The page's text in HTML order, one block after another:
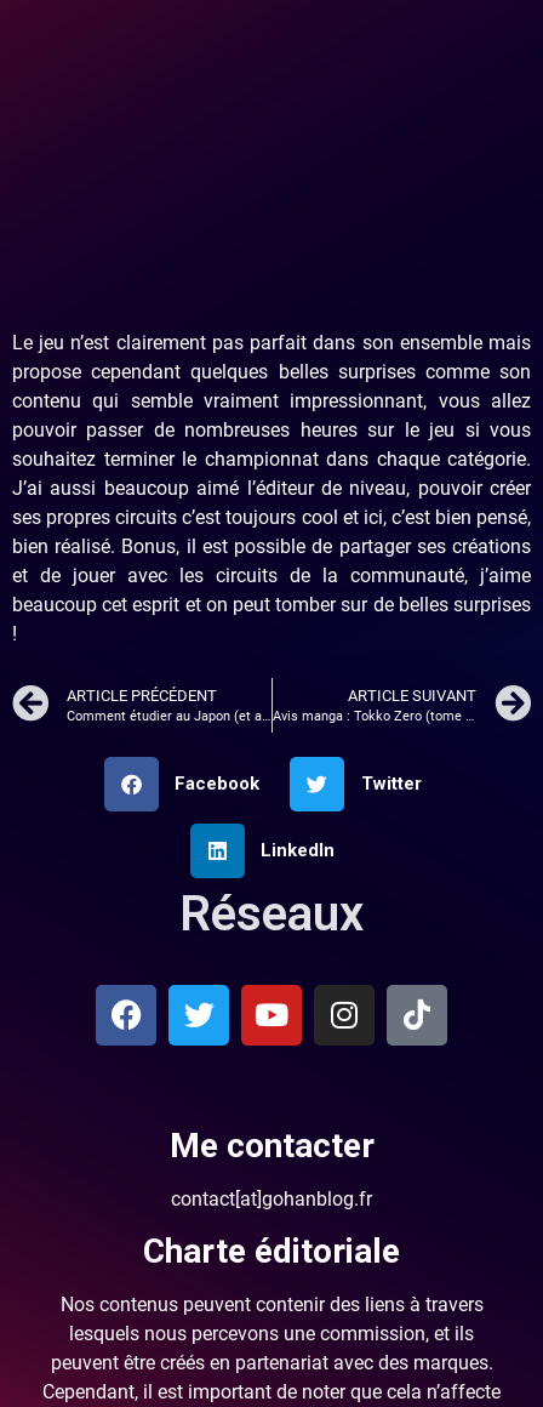
Le jeu n’est clairement pas parfait dans son ensemble mais
propose cependant quelques belles surprises comme son
contenu qui semble vraiment impressionnant, vous allez
pouvoir passer de nombreuses heures sur le jeu si vous
souhaitez terminer le championnat dans chaque catégorie.
J’ai aussi beaucoup aimé l’éditeur de niveau, pouvoir créer
ses propres circuits c’est toujours cool et ici, c’est bien pensé,
bien réalisé. Bonus, il est possible de partager ses créations
et de jouer avec les circuits de la communauté, j’aime
beaucoup cet esprit et on peut tomber sur de belles surprises
!
ARTICLE PRÉCÉDENT
Comment étudier au Japon (et apprendre le Japonais) avec Motivist Japan
ARTICLE SUIVANT
Avis manga : Tokko Zero (tome 4)
Facebook Twitter
LinkedIn
Réseaux
Me contacter
contact[at]gohanblog.fr
Charte éditoriale
Nos contenus peuvent contenir des liens à travers
lesquels nous percevons une commission, et ils
peuvent être créés en partenariat avec des marques.
Cependant, il est important de noter que cela n’affecte